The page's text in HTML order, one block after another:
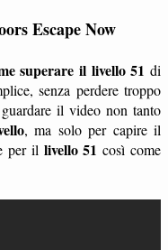
Escape Now
superare il livello 51 di
senza perdere troppo
il video non tanto
, ma solo per capire il
per il livello 51 così come